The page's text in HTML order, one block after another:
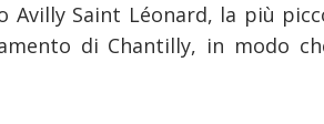
Saint Léonard, la più
di Chantilly, in modo